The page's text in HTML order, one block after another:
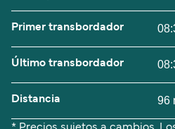
Primer transbordador
Último transbordador
Distancia 96